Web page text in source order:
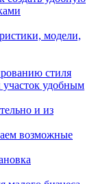
модели,
стиля
участок удобным
и из
возможные